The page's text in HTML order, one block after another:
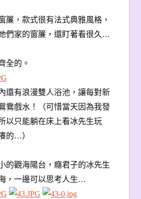
簾，款式很有法式典雅風格，
們家的窗簾，還盯著看很久…
全的。
還有浪漫雙人浴池，讓每對新
鴦戲水！（可惜當天因為我發
以只能躺在床上看冰先生玩
的…）
的觀海陽台，癮君子的冰先生
，一邊可以思考人生…